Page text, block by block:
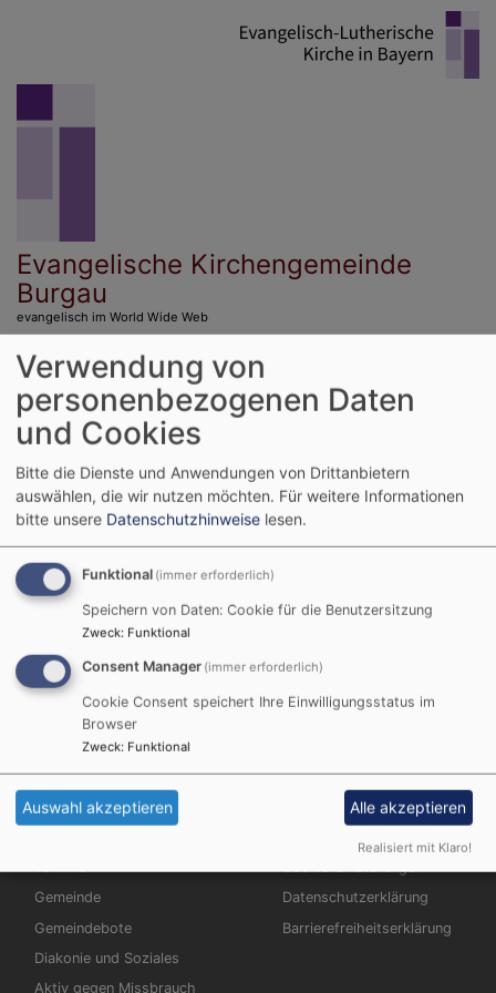
Evangelische Kirchengemeinde
Burgau
evangelisch im World Wide Web
Hauptnavigation
Startseite Christuskirche
Christuskirche
Hauptnavigation
Startseite
Termine
Gemeinde
Gemeindebote
Diakonie und Soziales
Aktiv gegen Missbrauch
Fußbereichsmenü
Impressum
Cookie-Einstellungen
Datenschutzerklärung
Barrierefreiheitserklärung
Verwendung von
personenbezogenen Daten
und Cookies
Bitte die Dienste und Anwendungen von Drittanbietern
auswählen, die wir nutzen möchten. Für weitere Informationen
bitte unsere Datenschutzhinweise lesen.
Funktional (immer erforderlich)
Speichern von Daten: Cookie für die Benutzersitzung
Zweck: Funktional
Consent Manager (immer erforderlich)
Cookie Consent speichert Ihre Einwilligungsstatus im
Browser
Zweck: Funktional
Auswahl akzeptieren Alle akzeptieren
Realisiert mit Klaro!